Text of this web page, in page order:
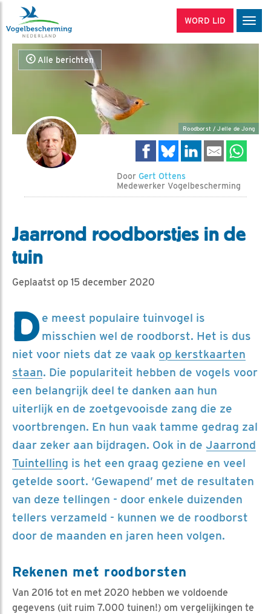
WORD LID
Alle berichten
Roodborst / Jelle de Jong
Door Gert Ottens
Medewerker Vogelbescherming
Jaarrond roodborstjes in de
tuin
Geplaatst op 15 december 2020
De meest populaire tuinvogel is
misschien wel de roodborst. Het is dus
niet voor niets dat ze vaak op kerstkaarten
staan. Die populariteit hebben de vogels voor
een belangrijk deel te danken aan hun
uiterlijk en de zoetgevooisde zang die ze
voortbrengen. En hun vaak tamme gedrag zal
daar zeker aan bijdragen. Ook in de Jaarrond
Tuintelling is het een graag geziene en veel
getelde soort. ‘Gewapend’ met de resultaten
van deze tellingen - door enkele duizenden
tellers verzameld - kunnen we de roodborst
door de maanden en jaren heen volgen.
Rekenen met roodborsten
Van 2016 tot en met 2020 hebben we voldoende
gegevens (uit ruim 7.000 tuinen!) om vergelijkingen te